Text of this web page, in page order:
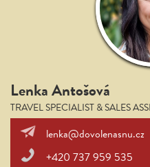
Lenka Antošová
TRAVEL SPECIALIST & SALES
lenka@dovolenasnu.cz
+420 737 959 535